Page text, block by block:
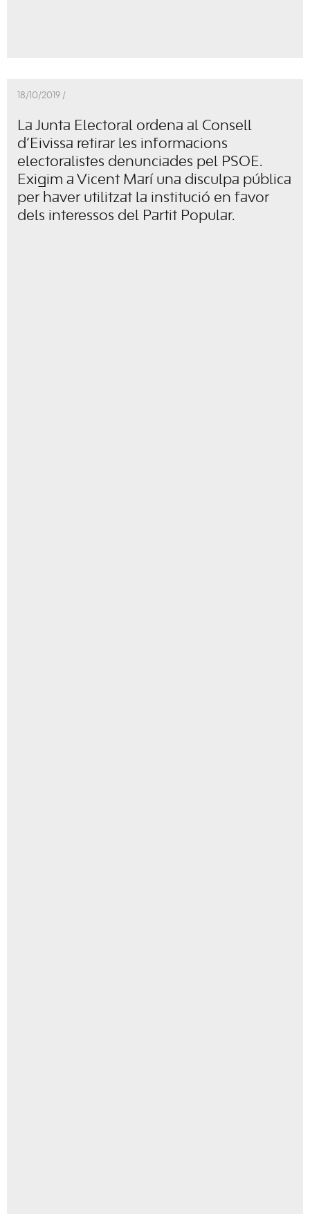
18/10/2019 /
La Junta Electoral ordena al Consell
d’Eivissa retirar les informacions
electoralistes denunciades pel PSOE.
Exigim a Vicent Marí una disculpa pública
per haver utilitzat la institució en favor
dels interessos del Partit Popular.